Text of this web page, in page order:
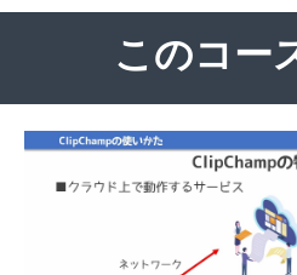
このコー